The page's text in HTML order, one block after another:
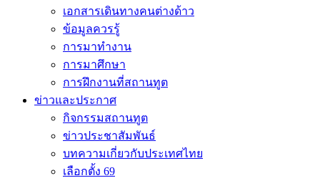
เอกสารเดินทางคนต่างด้าว
ข้อมูลควรรู้
การมาทำงาน
การมาศึกษา
การฝึกงานที่สถานทูต
ข่าวและประกาศ
กิจกรรมสถานทูต
ข่าวประชาสัมพันธ์
บทความเกี่ยวกับประเทศไทย
เลือกตั้ง 69